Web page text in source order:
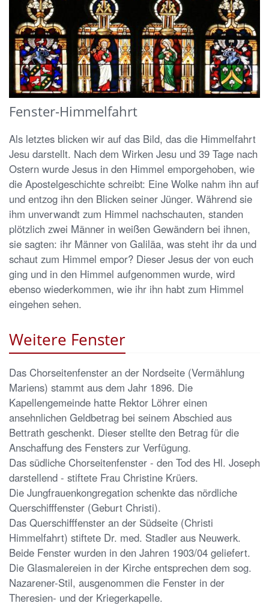
Fenster-Himmelfahrt
Als letztes blicken wir auf das Bild, das die Himmelfahrt
Jesu darstellt. Nach dem Wirken Jesu und 39 Tage nach
Ostern wurde Jesus in den Himmel emporgehoben, wie
die Apostelgeschichte schreibt: Eine Wolke nahm ihn auf
und entzog ihn den Blicken seiner Jünger. Während sie
ihm unverwandt zum Himmel nachschauten, standen
plötzlich zwei Männer in weißen Gewändern bei ihnen,
sie sagten: ihr Männer von Galiläa, was steht ihr da und
schaut zum Himmel empor? Dieser Jesus der von euch
ging und in den Himmel aufgenommen wurde, wird
ebenso wiederkommen, wie ihr ihn habt zum Himmel
eingehen sehen.
Weitere Fenster
Das Chorseitenfenster an der Nordseite (Vermählung
Mariens) stammt aus dem Jahr 1896. Die
Kapellengemeinde hatte Rektor Löhrer einen
ansehnlichen Geldbetrag bei seinem Abschied aus
Bettrath geschenkt. Dieser stellte den Betrag für die
Anschaffung des Fensters zur Verfügung.
Das südliche Chorseitenfenster - den Tod des Hl. Joseph
darstellend - stiftete Frau Christine Krüers.
Die Jungfrauenkongregation schenkte das nördliche
Querschifffenster (Geburt Christi).
Das Querschifffenster an der Südseite (Christi
Himmelfahrt) stiftete Dr. med. Stadler aus Neuwerk.
Beide Fenster wurden in den Jahren 1903/04 geliefert.
Die Glasmalereien in der Kirche entsprechen dem sog.
Nazarener-Stil, ausgenommen die Fenster in der
Theresien- und der Kriegerkapelle.